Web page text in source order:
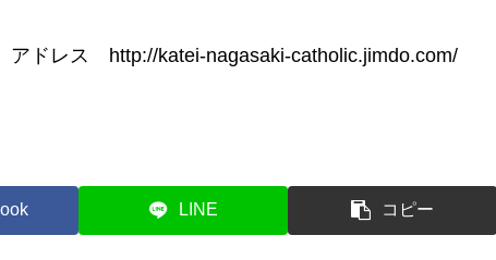
ドレス http://katei-nagasaki-catholic.jimdo.com/
LINE コピー